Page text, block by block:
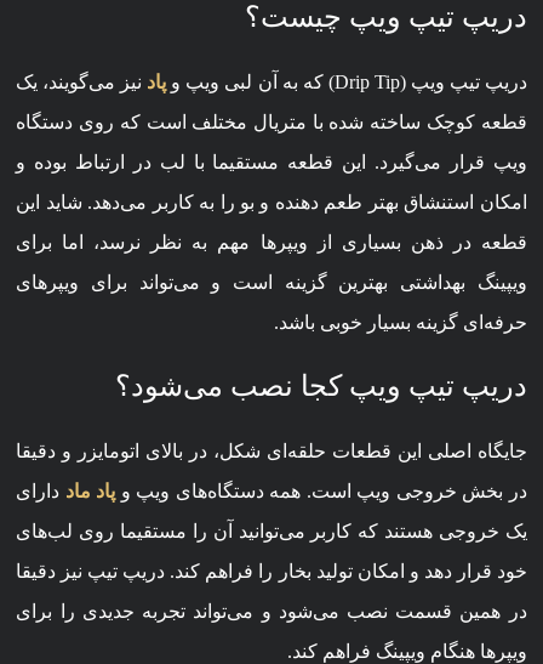
دریپ تیپ ویپ چیست؟
دریپ تیپ ویپ (Drip Tip) که به آن لبی ویپ و پاد نیز می‌گویند، یک
قطعه کوچک ساخته شده با متریال مختلف است که روی دستگاه
ویپ قرار می‌گیرد. این قطعه مستقیما با لب در ارتباط بوده و
امکان استنشاق بهتر طعم دهنده و بو را به کاربر می‌دهد. شاید این
قطعه در ذهن بسیاری از ویپرها مهم به نظر نرسد، اما برای
ویپینگ بهداشتی بهترین گزینه است و می‌تواند برای ویپرهای
حرفه‌ای گزینه بسیار خوبی باشد.
دریپ تیپ ویپ کجا نصب می‌شود؟
جایگاه اصلی این قطعات حلقه‌ای شکل، در بالای اتومایزر و دقیقا
در بخش خروجی ویپ است. همه دستگاه‌های ویپ و پاد ماد دارای
یک خروجی هستند که کاربر می‌توانید آن را مستقیما روی لب‌های
خود قرار دهد و امکان تولید بخار را فراهم کند. دریپ تیپ نیز دقیقا
در همین قسمت نصب می‌شود و می‌تواند تجربه جدیدی را برای
ویپرها هنگام ویپینگ فراهم کند.